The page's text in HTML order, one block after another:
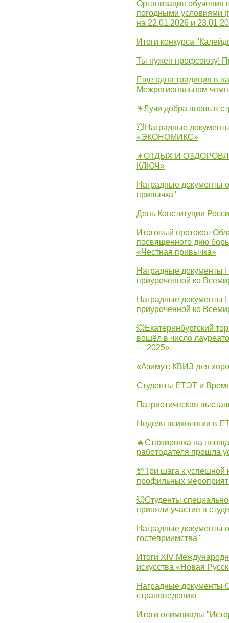
Организация обучения
погодными условиями
на 22.01.2026 и 23.01
Итоги конкурса
Ты нужен профсоюзу!
Еще одна традиция в
Межрегиональном
☀Лучи добра вновь в
💥Наградные
«ЭКОНОМИКС»
☀ОТДЫХ И
КЛЮЧ»
Наградные документы
привычка"
День Конституции
Итоговый протокол
посвященного дню
«Честная привычка»
Наградные документы
приуроченной ко
Наградные документы
приуроченной ко
💥Екатеринбургский
вошёл в число
— 2025».
«Азимут: КВИЗ для
Студенты ЕТЭТ и
Патриотическая
Неделя психологии в
🔥Стажировка на
работодателя прошла
💯Три шага к успешной
профильных
💥Студенты
приняли участие в
Наградные документы
гостеприимства"
Итоги XIV
искусства «Новая
Наградные документы
страноведению
Итоги олимпиады